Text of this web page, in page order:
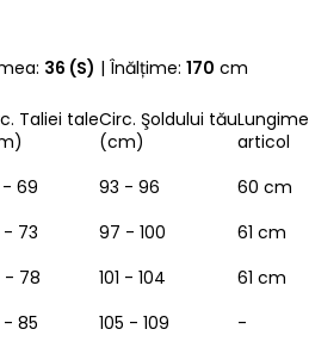
36 (S) | Înălțime: 170 cm
Taliei taleCirc. Şoldului tău
(cm)
Lungime
articol
69 93 - 96
60 cm
- 73 97 - 100
61 cm
- 78 101 - 104
61 cm
- 85 105 - 109
-